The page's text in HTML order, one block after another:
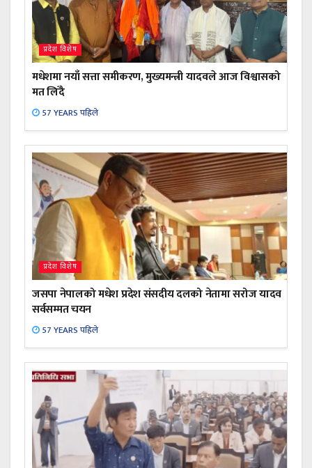
प्रदेश विशेष
मधेशमा नयाँ सत्ता समीकरण, मुख्यमन्त्री यादवले आज विश्वासको
मत लिँदै
57 YEARS पहिले
प्रदेश विशेष
जसपा नेपालको मधेश प्रदेश संसदीय दलको नेतामा सरोज यादव
सर्वसम्मत चयन
57 YEARS पहिले